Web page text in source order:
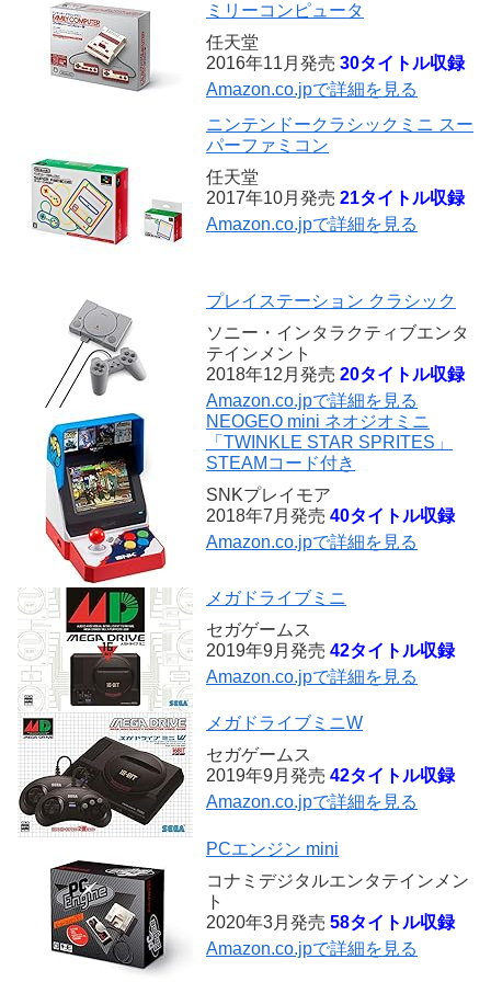
ミリーコンピュータ
任天堂
2016年11月発売 30タイトル収録
Amazon.co.jpで詳細を見る
ニンテンドークラシックミニ スー
パーファミコン
任天堂
2017年10月発売 21タイトル収録
Amazon.co.jpで詳細を見る
プレイステーション クラシック
ソニー・インタラクティブエンタ
テインメント
2018年12月発売 20タイトル収録
Amazon.co.jpで詳細を見る
NEOGEO mini ネオジオミニ
「TWINKLE STAR SPRITES」
STEAMコード付き
SNKプレイモア
2018年7月発売 40タイトル収録
Amazon.co.jpで詳細を見る
メガドライブミニ
セガゲームス
2019年9月発売 42タイトル収録
Amazon.co.jpで詳細を見る
メガドライブミニW
セガゲームス
2019年9月発売 42タイトル収録
Amazon.co.jpで詳細を見る
PCエンジン mini
コナミデジタルエンタテインメン
ト
2020年3月発売 58タイトル収録
Amazon.co.jpで詳細を見る